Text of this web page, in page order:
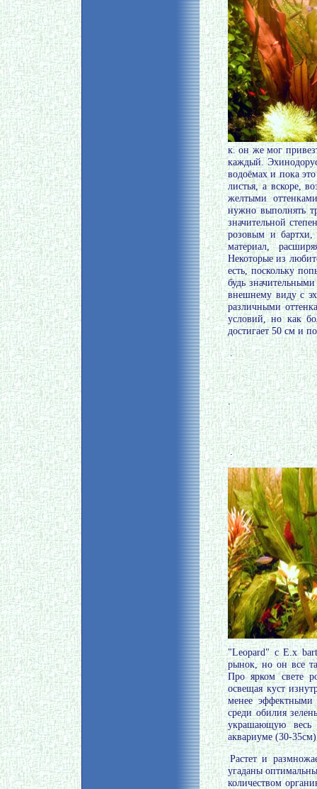
к. он же мог
каждый.
водоёмах и пока
листья, а вскоре,
желтыми
нужно выполнять
значительной
розовым и бартхи,
материал,
Некоторые из
есть, поскольку
будь
внешнему виду с
различными
условий, но как
достигает 50 см и
.
.
.
"Leopard" с Е.х
рынок, но он все
Про ярком свете
освещая куст
менее эффектными
среди обилия
украшающую весь
аквариуме (30-
Растет и
угаданы
количеством